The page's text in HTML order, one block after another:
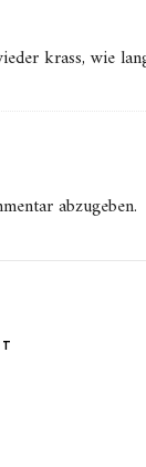
krass, wie
abzugeben.